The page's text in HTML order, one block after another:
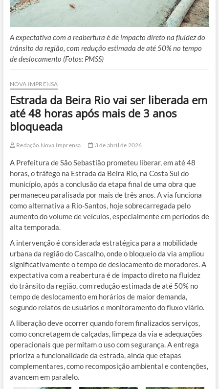
A expectativa com a reabertura é de impacto direto na fluidez do
trânsito da região, com redução estimada de até 50% no tempo
de deslocamento (Fotos: PMSS)
NOVA IMPRENSA
Estrada da Beira Rio vai ser liberada em
até 48 horas após mais de 3 anos
bloqueada
Redação Nova Imprensa 3 de abril de 2026
A Prefeitura de São Sebastião prometeu liberar, em até 48
horas, o tráfego na Estrada da Beira Rio, na Costa Sul do
município, após a conclusão da etapa final de uma obra que
permaneceu paralisada por mais de três anos. A via funciona
como alternativa a Rio-Santos, hoje sobrecarregada pelo
aumento do volume de veículos, especialmente em períodos de
alta temporada.
A intervenção é considerada estratégica para a mobilidade
urbana da região do Cascalho, onde o bloqueio da via ampliou
significativamente o tempo de deslocamento de moradores. A
expectativa com a reabertura é de impacto direto na fluidez
do trânsito da região, com redução estimada de até 50% no
tempo de deslocamento em horários de maior demanda,
segundo relatos de usuários e monitoramento do fluxo viário.
A liberação deve ocorrer quando forem finalizados serviços,
como concretagem de calçadas, limpeza da via e adequações
operacionais que permitam o uso com segurança. A entrega
prioriza a funcionalidade da estrada, ainda que etapas
complementares, como recomposição ambiental e contenções,
avancem em paralelo.